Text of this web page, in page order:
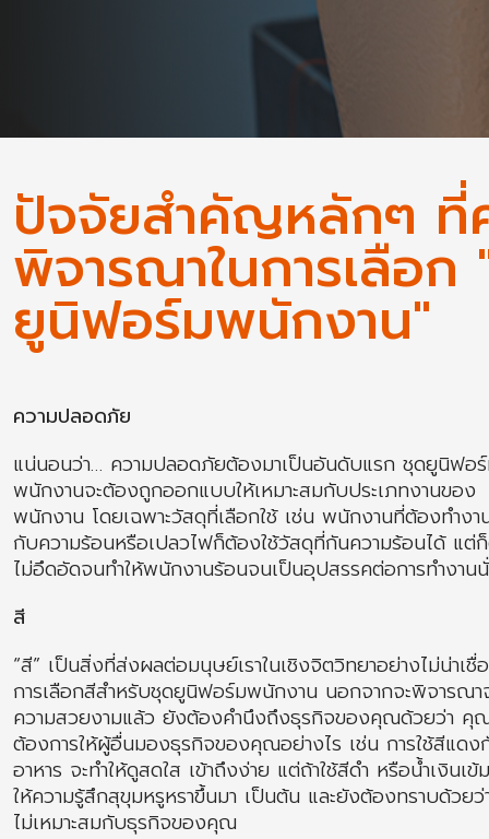
ปัจจัยสำคัญหลักๆ ที่
พิจารณาในการเลือก
ยูนิฟอร์มพนักงาน"
ความปลอดภัย
แน่นอนว่า… ความปลอดภัยต้องมาเป็นอันดับแรก ชุดยูนิฟอ
พนักงานจะต้องถูกออกแบบให้เหมาะสมกับประเภทงานของ
พนักงาน โดยเฉพาะวัสดุที่เลือกใช้ เช่น พนักงานที่ต้องทำงา
กับความร้อนหรือเปลวไฟก็ต้องใช้วัสดุที่กันความร้อนได้ แต่
ไม่อึดอัดจนทำให้พนักงานร้อนจนเป็นอุปสรรคต่อการทำงาน
สี
“สี” เป็นสิ่งที่ส่งผลต่อมนุษย์เราในเชิงจิตวิทยาอย่างไม่น่าเชื่
การเลือกสีสำหรับชุดยูนิฟอร์มพนักงาน นอกจากจะพิจารณา
ความสวยงามแล้ว ยังต้องคำนึงถึงธุรกิจของคุณด้วยว่า คุ
ต้องการให้ผู้อื่นมองธุรกิจของคุณอย่างไร เช่น การใช้สีแดง
อาหาร จะทำให้ดูสดใส เข้าถึงง่าย แต่ถ้าใช้สีดำ หรือน้ำเงินเข้
ให้ความรู้สึกสุขุมหรูหราขึ้นมา เป็นต้น และยังต้องทราบด้วยว่
ไม่เหมาะสมกับธุรกิจของคุณ